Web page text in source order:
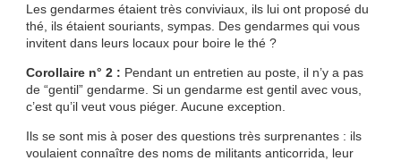
Les gendarmes étaient très conviviaux, ils lui ont proposé du
thé, ils étaient souriants, sympas. Des gendarmes qui vous
invitent dans leurs locaux pour boire le thé ?
Corollaire n° 2 : Pendant un entretien au poste, il n’y a pas
de “gentil” gendarme. Si un gendarme est gentil avec vous,
c’est qu’il veut vous piéger. Aucune exception.
Ils se sont mis à poser des questions très surprenantes : ils
voulaient connaître des noms de militants anticorrida, leur